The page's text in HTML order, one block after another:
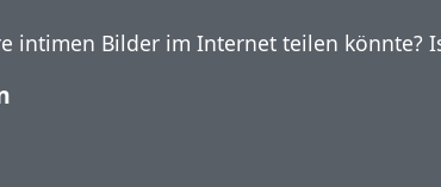
intimen Bilder im Internet teilen könnte?